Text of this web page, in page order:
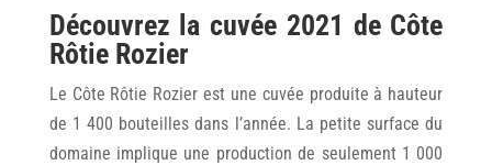
Découvrez la cuvée 2021 de Côte
Rôtie Rozier
Le Côte Rôtie Rozier est une cuvée produite à hauteur
de 1 400 bouteilles dans l’année. La petite surface du
domaine implique une production de seulement 1 000